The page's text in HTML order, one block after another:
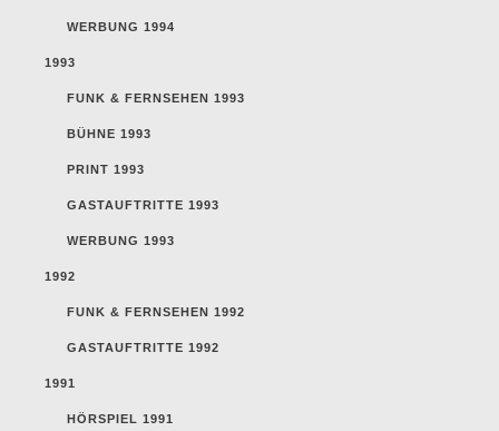
WERBUNG 1994
1993
FUNK & FERNSEHEN 1993
BÜHNE 1993
PRINT 1993
GASTAUFTRITTE 1993
WERBUNG 1993
1992
FUNK & FERNSEHEN 1992
GASTAUFTRITTE 1992
1991
HÖRSPIEL 1991